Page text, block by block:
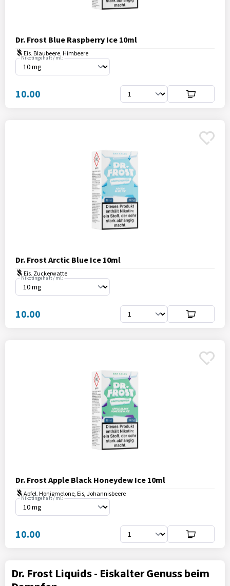
Dr. Frost Blue Raspberry Ice 10ml
Eis, Blaubeere, Himbeere
Nikotingehalt / ml:
10.00
Dr. Frost Arctic Blue Ice 10ml
Eis, Zuckerwatte
Nikotingehalt / ml:
10.00
Dr. Frost Apple Black Honeydew Ice 10ml
Apfel, Honigmelone, Eis, Johannisbeere
Nikotingehalt / ml:
10.00
Dr. Frost Liquids - Eiskalter Genuss beim